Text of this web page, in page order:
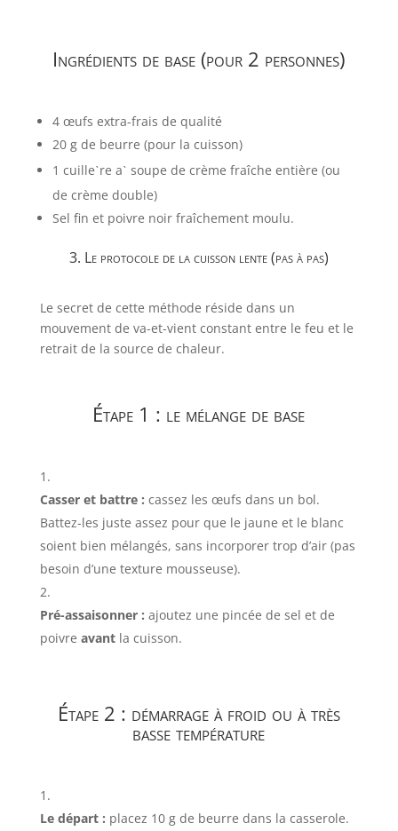
Ingrédients de base (pour 2 personnes)
4 œufs extra-frais de qualité
20gde beurre (pour la cuisson)
1 cuilleˋre aˋ soupe de crème fraîche entière (ou
de crème double)
Sel fin et poivre noir fraîchement moulu.
3. Le protocole de la cuisson lente (pas à pas)
Le secret de cette méthode réside dans un
mouvement de va-et-vient constant entre le feu et le
retrait de la source de chaleur.
Étape 1 : le mélange de base
Casser et battre : cassez les œufs dans un bol.
Battez-les juste assez pour que le jaune et le blanc
soient bien mélangés, sans incorporer trop d’air (pas
besoin d’une texture mousseuse).
Pré-assaisonner : ajoutez une pincée de sel et de
poivre avantla cuisson.
Étape 2 : démarrage à froid ou à très
basse température
Le départ : placez 10gde beurre dans la casserole.